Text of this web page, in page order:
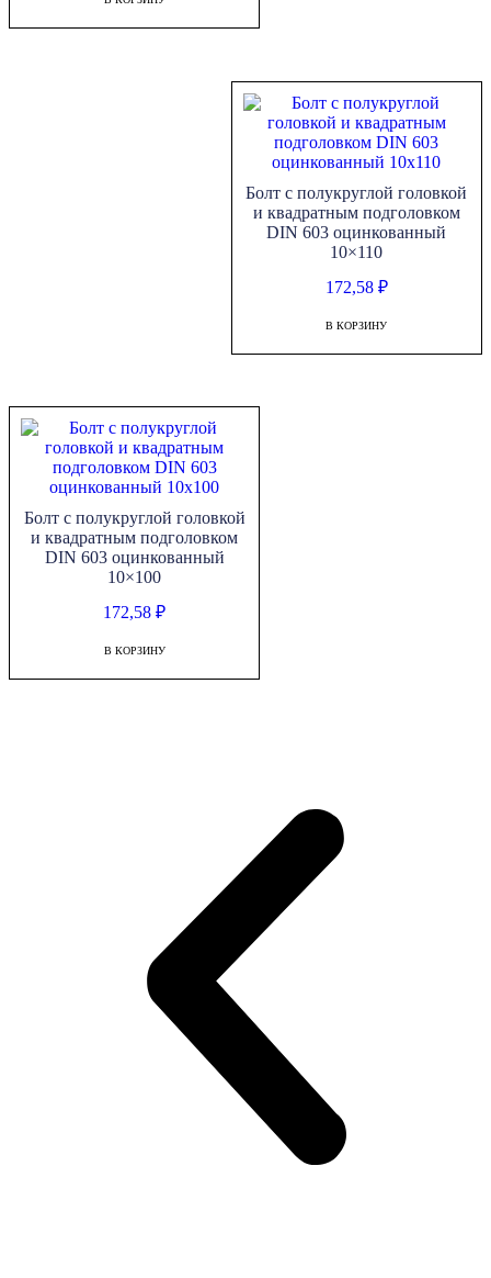
Болт с полукруглой головкой
и квадратным подголовком
DIN 603 оцинкованный
10×110
172,58 ₽
В КОРЗИНУ
Болт с полукруглой головкой
и квадратным подголовком
DIN 603 оцинкованный
10×100
172,58₽
В КОРЗИНУ